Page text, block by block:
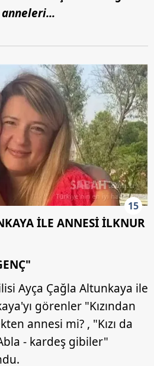
15
İLE ANNESİ İLKNUR
Ayça Çağla Altunkaya ile
görenler "Kızından
annesi mi? , "Kızı da
- kardeş gibiler"